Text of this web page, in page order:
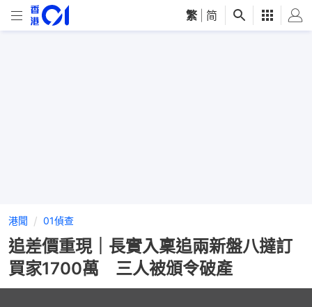
繁 简
港聞 01偵查
追差價重現｜長實入稟追兩新盤八撻訂
買家1700萬 三人被頒令破產